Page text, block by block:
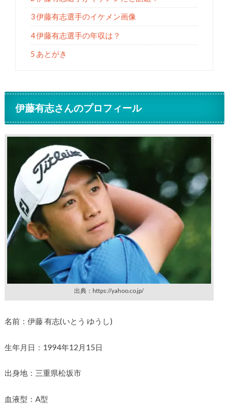
3 伊藤有志選手のイケメン画像
4 伊藤有志選手の年収は？
5 あとがき
伊藤有志さんのプロフィール
出典：https://yahoo.co.jp/
名前：伊藤 有志(いとう ゆうし)
生年月日：1994年12月15日
出身地：三重県松坂市
血液型：A型